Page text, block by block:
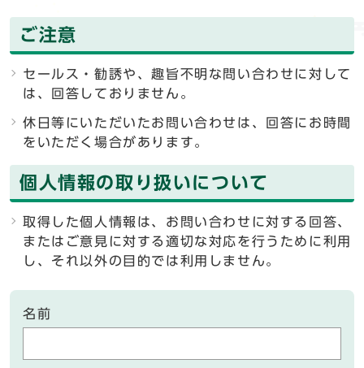
ご注意
セールス・勧誘や、趣旨不明な問い合わせに対して
は、回答しておりません。
休日等にいただいたお問い合わせは、回答にお時間
をいただく場合があります。
個人情報の取り扱いについて
取得した個人情報は、お問い合わせに対する回答、
またはご意見に対する適切な対応を行うために利用
し、それ以外の目的では利用しません。
名前